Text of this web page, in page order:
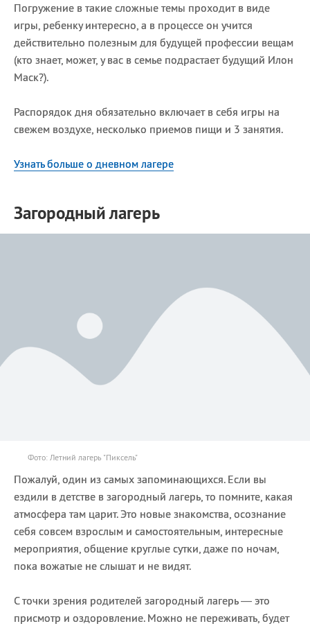
Погружение в такие сложные темы проходит в виде
игры, ребенку интересно, а в процессе он учится
действительно полезным для будущей профессии вещам
(кто знает, может, у вас в семье подрастает будущий Илон
Маск?).
Распорядок дня обязательно включает в себя игры на
свежем воздухе, несколько приемов пищи и 3 занятия.
Узнать больше о дневном лагере
Загородный лагерь
Фото: Летний лагерь "Пиксель"
Пожалуй, один из самых запоминающихся. Если вы
ездили в детстве в загородный лагерь, то помните, какая
атмосфера там царит. Это новые знакомства, осознание
себя совсем взрослым и самостоятельным, интересные
мероприятия, общение круглые сутки, даже по ночам,
пока вожатые не слышат и не видят.
С точки зрения родителей загородный лагерь — это
присмотр и оздоровление. Можно не переживать, будет